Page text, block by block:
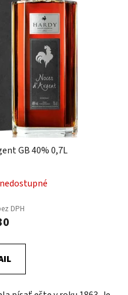
GB 40% 0,7L
DPH